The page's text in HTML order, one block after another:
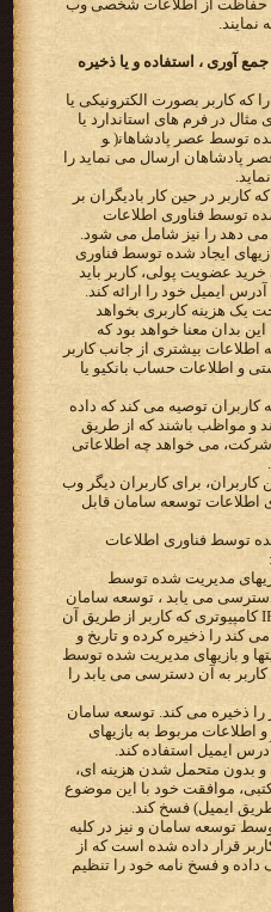
توصیه می کند که خط مشی های حفاظت از‬ ‫اطلاعات شخصی وب
نمایند.‬
آوری ، استفاده و یا ذخیره
شخصی را که کاربر بصورت الکترونیکی یا
بواسطه انحاء ارتباطی دیگر (برای مثال در فرم های‬ ‫استاندارد یا
وب سایت ها و بازی های اداره شده توسط ‪ )عصر پادشاهان‬و
بصورت اختیاری و داوطلبانه به ‪ عصر پادشاهان ‬ارسال‬ ‫می نماید را
کاربر در حین کار بادیگران بر
توسط فناوری اطلاعات
می دهد را نیز شامل می شود.
ایجاد شده توسط فناوری
عضویت پولی، کاربر باید
ایمیل خود را ارائه کند.
یک هزینه کاربری بخواهد
بدان معنا خواهد بود که
بیشتری از جانب کاربر
و اطلاعات حساب بانکیو یا
توصیه می کند که داده
و مواظب باشند که از طریق
می خواهد چه اطلاعاتی
برای کاربران دیگر وب
اطلاعات توسعه سامان قابل
توسط فناوری اطلاعات
مدیریت شده توسط
می یابد ، توسعه سامان
بطور خودکار نام دامنه یا آدرس IP کامپیوتری که کاربر از طریق آن
کند را ذخیره کرده و تاریخ و
و بازیهای مدیریت شده توسط
به آن دسترسی می یابد را
ذخیره می کند. توسعه سامان
اطلاعات مربوط به بازیهای
ایمیل استفاده کند.
و بدون متحمل شدن هزینه ای،
موافقت خود با این موضوع
ایمیل) فسخ کند.
توسعه سامان و نیز در کلیه
قرار داده شده است که از
و فسخ نامه خود را تنظیم